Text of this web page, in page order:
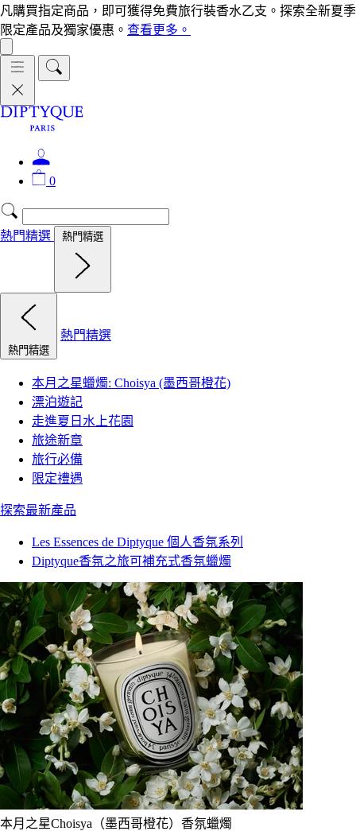
凡購買指定商品，即可獲得免費旅行裝香水乙支。探索全新夏季
限定產品及獨家優惠。 查看更多。
0
熱門精選 熱門精選
熱門精選
熱門精選
本月之星蠟燭: Choisya (墨西哥橙花)
漂泊遊記
走進夏日水上花園
旅途新章
旅行必備
限定禮遇
探索最新產品
Les Essences de Diptyque 個人香氛系列
Diptyque香氛之旅可補充式香氛蠟燭
本月之星Choisya（墨西哥橙花）香氛蠟燭